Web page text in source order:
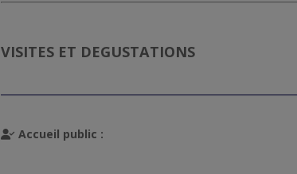
VISITES ET DEGUSTATIONS
Accueil public :